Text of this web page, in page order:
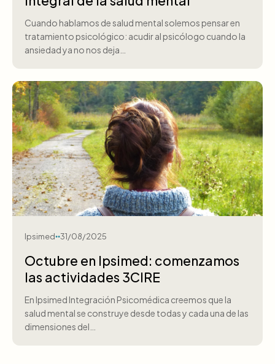
Cuando hablamos de salud mental solemos pensar en
tratamiento psicológico: acudir al psicólogo cuando la
ansiedad ya no nos deja…
Ipsimed 31/08/2025
Octubre en Ipsimed: comenzamos
las actividades 3CIRE
En Ipsimed Integración Psicomédica creemos que la
salud mental se construye desde todas y cada una de las
dimensiones del…